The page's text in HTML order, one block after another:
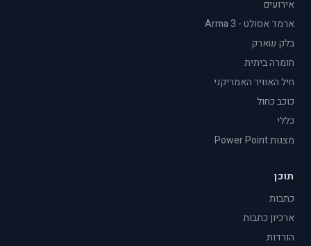
אירועים
ארמד אסולט - Arma 3
בלק שארק
חומרה ביתית
חיל האוויר האמריקני
כוכב כחול
כללי
מצגות Power Point
תוכן
כתבות
ארכיון כתבות
הורדות